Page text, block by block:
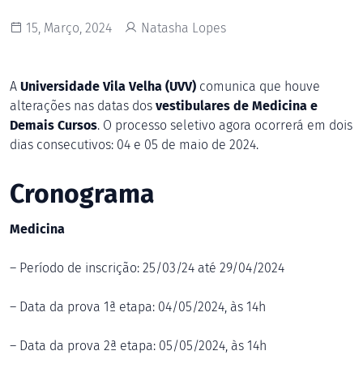
15, Março, 2024 Natasha Lopes
A Universidade Vila Velha (UVV) comunica que houve
alterações nas datas dos vestibulares de Medicina e
Demais Cursos. O processo seletivo agora ocorrerá em dois
dias consecutivos: 04 e 05 de maio de 2024.
Cronograma
Medicina
– Período de inscrição: 25/03/24 até 29/04/2024
– Data da prova 1ª etapa: 04/05/2024, às 14h
– Data da prova 2ª etapa: 05/05/2024, às 14h